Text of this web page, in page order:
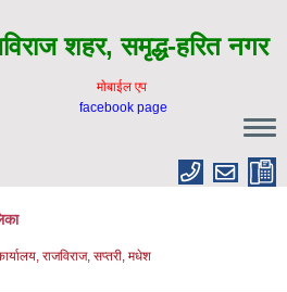
शहर, समृद्ध-हरित नगर
माेबाईल एप
facebook page
राजविराज, सप्तरी, मधेश